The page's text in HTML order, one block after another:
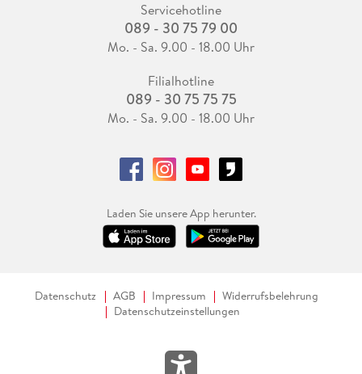
Servicehotline
089 - 30 75 79 00
Mo. - Sa. 9.00 - 18.00 Uhr
Filialhotline
089 - 30 75 75 75
Mo. - Sa. 9.00 - 18.00 Uhr
Laden Sie unsere App herunter.
Datenschutz AGB Impressum
Widerrufsbelehrung
Datenschutzeinstellungen